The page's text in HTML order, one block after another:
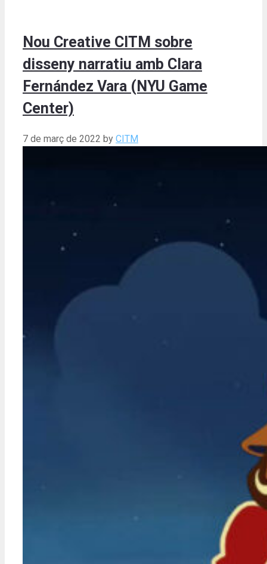
Nou Creative CITM sobre
disseny narratiu amb Clara
Fernández Vara (NYU Game
Center)
7 de març de 2022 by CITM